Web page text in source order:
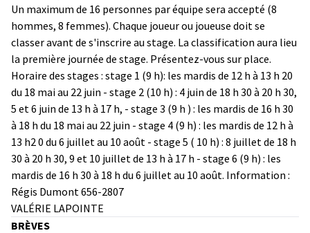
Un maximum de 16 personnes par équipe sera accepté (8
hommes, 8 femmes). Chaque joueur ou joueuse doit se
classer avant de s'inscrire au stage. La classification aura lieu
la première journée de stage. Présentez-vous sur place.
Horaire des stages : stage 1 (9 h): les mardis de 12 h à 13 h 20
du 18 mai au 22 juin - stage 2 (10 h) : 4 juin de 18 h 30 à 20 h 30,
5 et 6 juin de 13 h à 17 h, - stage 3 (9 h ) : les mardis de 16 h 30
à 18 h du 18 mai au 22 juin - stage 4 (9 h) : les mardis de 12 h à
13 h2 0 du 6 juillet au 10 août - stage 5 ( 10 h) : 8 juillet de 18 h
30 à 20 h 30, 9 et 10 juillet de 13 h à 17 h - stage 6 (9 h) : les
mardis de 16 h 30 à 18 h du 6 juillet au 10 août. Information :
Régis Dumont 656-2807
VALÉRIE LAPOINTE
BRÈVES